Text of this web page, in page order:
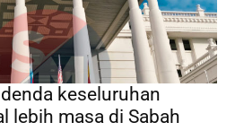
keseluruhan
lebih masa di Sabah